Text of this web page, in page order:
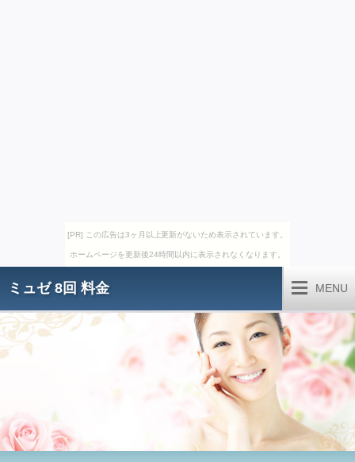
[PR] この広告は3ヶ月以上更新がないため表示されています。
ホームページを更新後24時間以内に表示されなくなります。
ミュゼ 8回 料金 MENU